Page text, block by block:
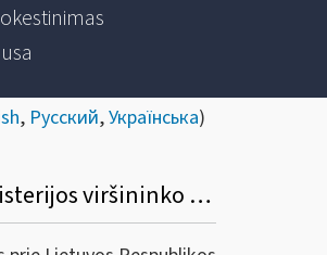
, Русский,Українська)
Informacinis pranešimas dėl Valstybinės mokesčių inspekcijos prie Lietuvos Respublikos finansų ministerijos viršininko 2022 m. gruodžio 23 d. įsakymo Nr. VA-95 „Dėl informacijos apie platformose vykdomas veiklas teikimo valstybinei mokesčių inspekcijai taisyklių patvirtinimo“ pakeitimo